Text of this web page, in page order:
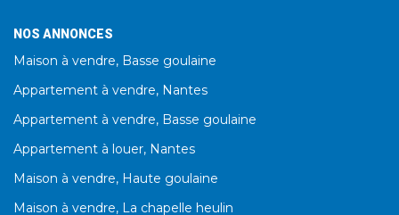
NOS ANNONCES
Maison à vendre, Basse goulaine
Appartement à vendre, Nantes
Appartement à vendre, Basse goulaine
Appartement à louer, Nantes
Maison à vendre, Haute goulaine
Maison à vendre, La chapelle heulin